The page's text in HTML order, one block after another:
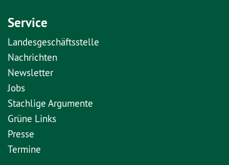
Service
Landesgeschäftsstelle
Nachrichten
Newsletter
Jobs
Stachlige Argumente
Grüne Links
Presse
Termine